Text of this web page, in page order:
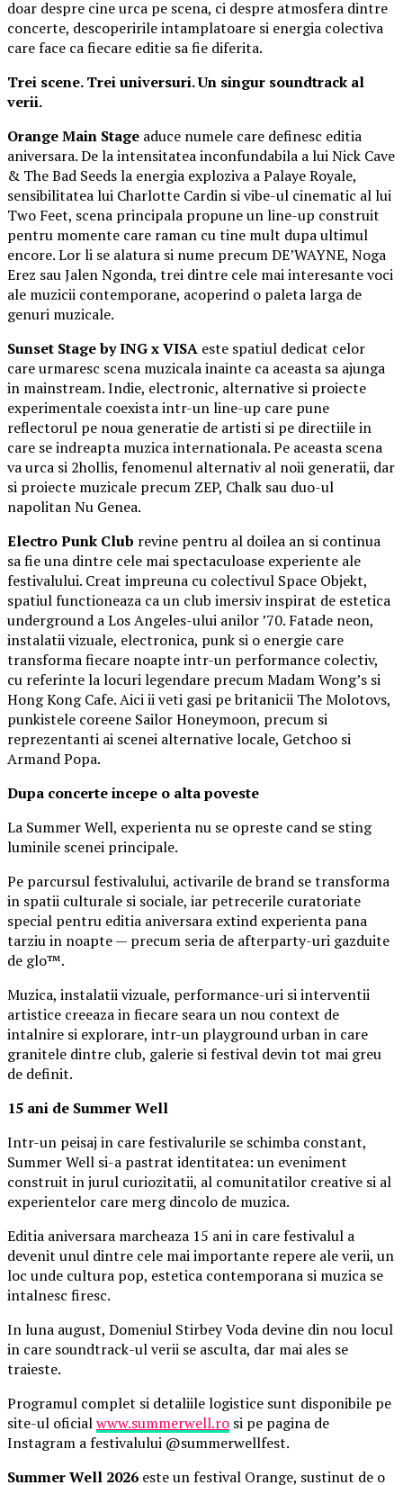
doar despre cine urca pe scena, ci despre atmosfera dintre
concerte, descoperirile intamplatoare si energia colectiva
care face ca fiecare editie sa fie diferita.
Trei scene. Trei universuri. Un singur soundtrack al
verii.
Orange Main Stage aduce numele care definesc editia
aniversara. De la intensitatea inconfundabila a lui Nick Cave
& The Bad Seeds la energia exploziva a Palaye Royale,
sensibilitatea lui Charlotte Cardin si vibe-ul cinematic al lui
Two Feet, scena principala propune un line-up construit
pentru momente care raman cu tine mult dupa ultimul
encore. Lor li se alatura si nume precum DE’WAYNE, Noga
Erez sau Jalen Ngonda, trei dintre cele mai interesante voci
ale muzicii contemporane, acoperind o paleta larga de
genuri muzicale.
Sunset Stage by ING x VISA este spatiul dedicat celor
care urmaresc scena muzicala inainte ca aceasta sa ajunga
in mainstream. Indie, electronic, alternative si proiecte
experimentale coexista intr-un line-up care pune
reflectorul pe noua generatie de artisti si pe directiile in
care se indreapta muzica internationala. Pe aceasta scena
va urca si 2hollis, fenomenul alternativ al noii generatii, dar
si proiecte muzicale precum ZEP, Chalk sau duo-ul
napolitan Nu Genea.
Electro Punk Club revine pentru al doilea an si continua
sa fie una dintre cele mai spectaculoase experiente ale
festivalului. Creat impreuna cu colectivul Space Objekt,
spatiul functioneaza ca un club imersiv inspirat de estetica
underground a Los Angeles-ului anilor ’70. Fatade neon,
instalatii vizuale, electronica, punk si o energie care
transforma fiecare noapte intr-un performance colectiv,
cu referinte la locuri legendare precum Madam Wong’s si
Hong Kong Cafe. Aici ii veti gasi pe britanicii The Molotovs,
punkistele coreene Sailor Honeymoon, precum si
reprezentanti ai scenei alternative locale, Getchoo si
Armand Popa.
Dupa concerte incepe o alta poveste
La Summer Well, experienta nu se opreste cand se sting
luminile scenei principale.
Pe parcursul festivalului, activarile de brand se transforma
in spatii culturale si sociale, iar petrecerile curatoriate
special pentru editia aniversara extind experienta pana
tarziu in noapte — precum seria de afterparty-uri gazduite
de glo™.
Muzica, instalatii vizuale, performance-uri si interventii
artistice creeaza in fiecare seara un nou context de
intalnire si explorare, intr-un playground urban in care
granitele dintre club, galerie si festival devin tot mai greu
de definit.
15 ani de Summer Well
Intr-un peisaj in care festivalurile se schimba constant,
Summer Well si-a pastrat identitatea: un eveniment
construit in jurul curiozitatii, al comunitatilor creative si al
experientelor care merg dincolo de muzica.
Editia aniversara marcheaza 15 ani in care festivalul a
devenit unul dintre cele mai importante repere ale verii, un
loc unde cultura pop, estetica contemporana si muzica se
intalnesc firesc.
In luna august, Domeniul Stirbey Voda devine din nou locul
in care soundtrack-ul verii se asculta, dar mai ales se
traieste.
Programul complet si detaliile logistice sunt disponibile pe
site-ul oficialwww.summerwell.ro si pe pagina de
Instagram a festivalului @summerwellfest.
Summer Well 2026 este un festival Orange, sustinut de o